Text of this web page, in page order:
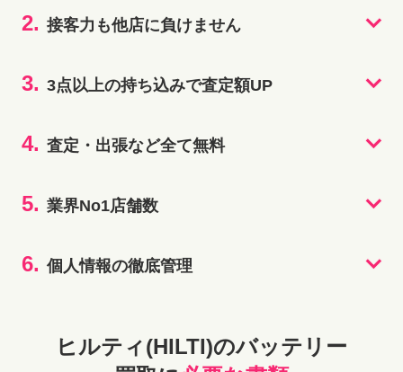
2. 接客力も他店に負けません
3. 3点以上の持ち込みで査定額UP
4. 査定・出張など全て無料
5. 業界No1店舗数
6. 個人情報の徹底管理
ヒルティ(HILTI)のバッテリー